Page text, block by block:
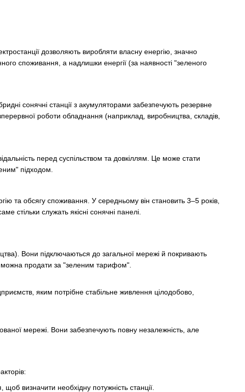
дозволяють виробляти власну енергію, значно
споживання, а надлишки енергії (за наявності "зеленого
сонячні станції з акумуляторами забезпечують резервне
роботи обладнання (наприклад, виробництва, складів,
перед суспільством та довкіллям. Це може стати
підходом.
та обсягу споживання. У середньому він становить 3–5 років,
стільки служать якісні сонячні панелі.
Вони підключаються до загальної мережі й покривають
можна продати за "зеленим тарифом".
яким потрібне стабільне живлення цілодобово,
мережі. Вони забезпечують повну незалежність, але
визначити необхідну потужність станції.